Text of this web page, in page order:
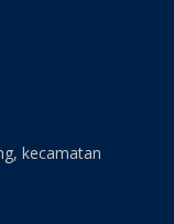
kecamatan